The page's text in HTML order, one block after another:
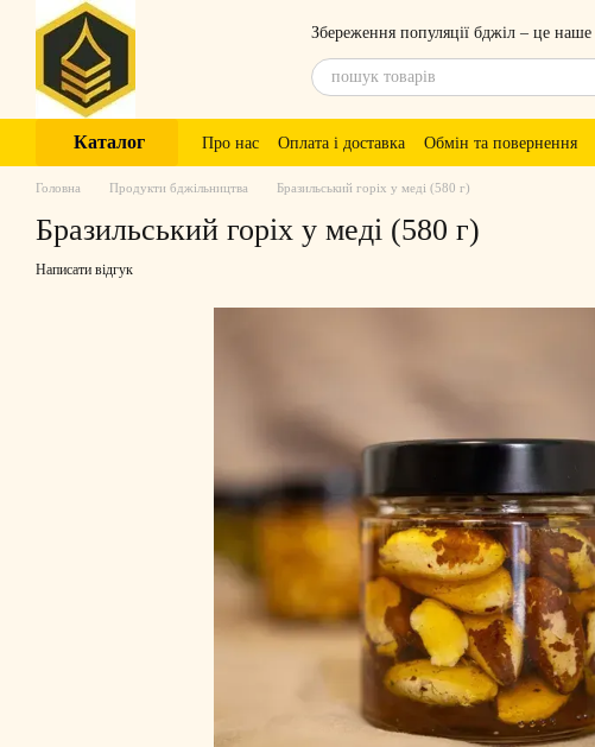
Перейти до основного контенту
Збереження популяції бджіл – це
Каталог Про нас Оплата і доставка Обмін та повернення
Головна Продукти бджільництва Бразильський горіх у меді (580 г)
Бразильський горіх у меді (580 г)
Написати відгук